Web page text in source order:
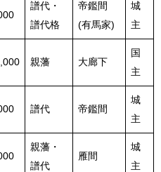
譜代・
譜代格
帝鑑間
(有馬家)
城
主
親藩 大廊下
国
主
譜代 帝鑑間
城
主
親藩・
譜代
雁間
城
主